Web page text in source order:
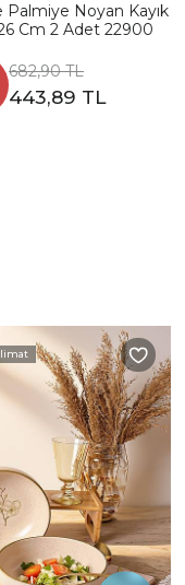
Palmiye Noyan Kayık
Cm 2 Adet 22900
682,90 TL
443,89 TL